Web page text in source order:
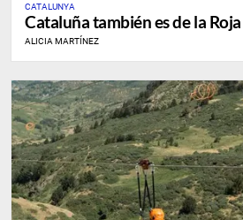
CATALUNYA
Cataluña también es de la Roja
ALICIA MARTÍNEZ